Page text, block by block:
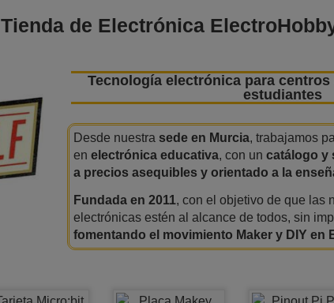
Tienda de Electrónica
Tecnología electrónica para
estudiantes
Desde nuestra sede en Murcia, trabajamos
enelectrónica educativa, con uncatálogo y
a precios asequibles y orientado a la
Fundada en 2011, con el objetivo de que las
electrónicas estén al alcance de todos, sin
fomentando el movimiento Maker y DIY en